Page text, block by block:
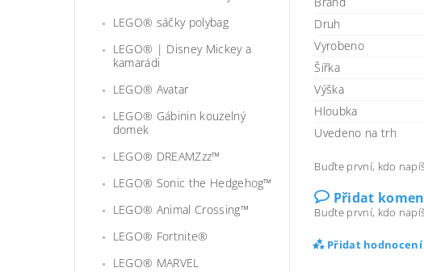
LEGO® sáčky polybag
LEGO® | Disney Mickey a
kamarádi
LEGO® Avatar
LEGO® Gábinin kouzelný
domek
LEGO® DREAMZzz™
LEGO® Sonic the Hedgehog™
LEGO® Animal Crossing™
LEGO® Fortnite®
LEGO® MARVEL
Druh
Vyrobeno
Šířka
Výška
Hloubka
Uvedeno na trh
Buďte první, kdo
Přidat
Buďte první, kdo
Přidat hodnocení